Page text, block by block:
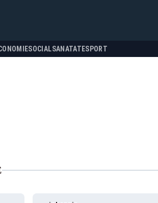
SOCIALSANATATESPORT